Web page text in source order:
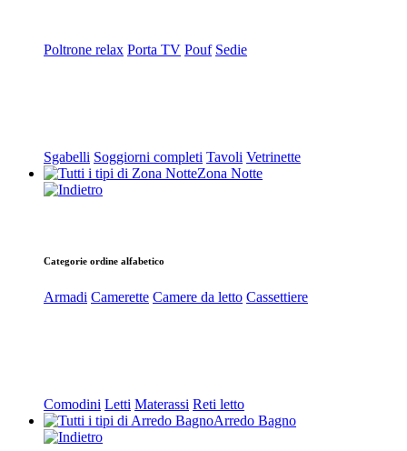
Poltrone relax Porta TV Pouf Sedie
Sgabelli Soggiorni completi Tavoli Vetrinette
Zona Notte
Categorie ordine alfabetico
Armadi Camerette Camere da letto Cassettiere
Comodini Letti Materassi Reti letto
Arredo Bagno